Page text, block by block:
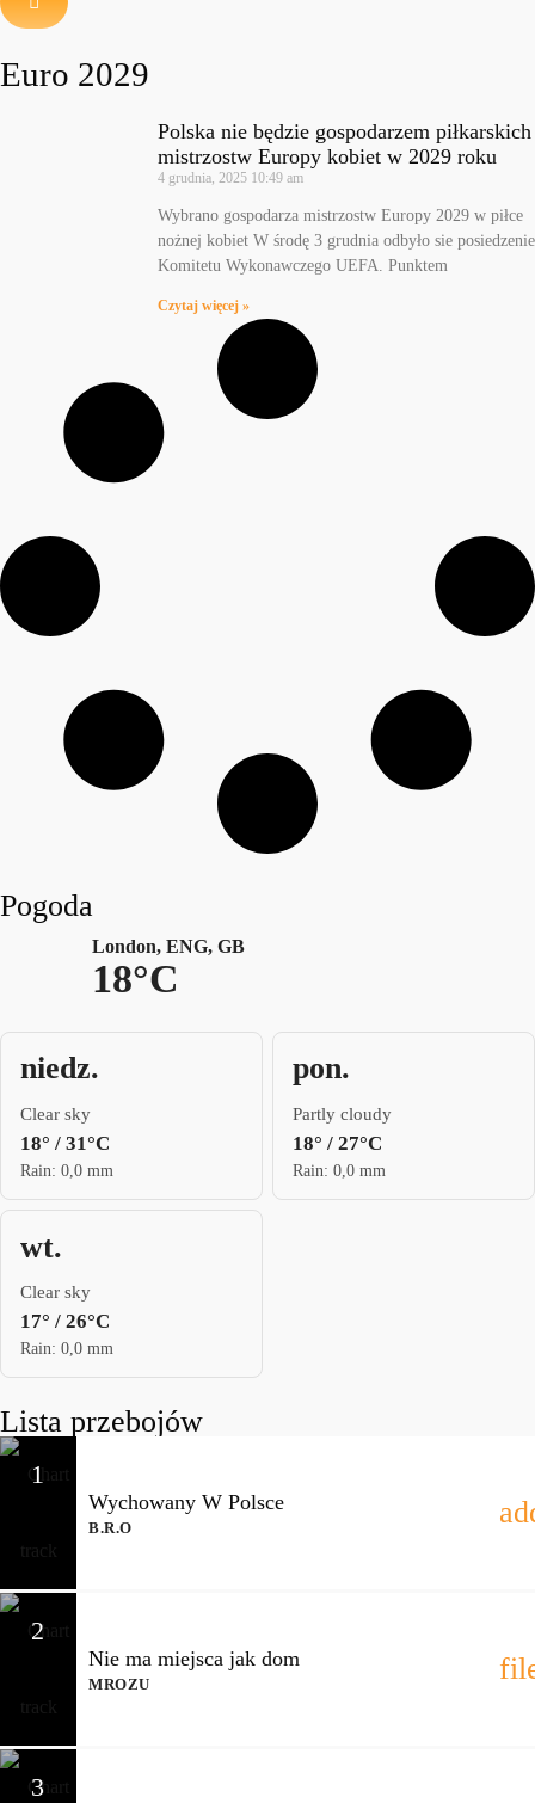
Euro 2029
Polska nie będzie gospodarzem piłkarskich
mistrzostw Europy kobiet w 2029 roku
4 grudnia, 2025 10:49 am
Wybrano gospodarza mistrzostw Europy 2029 w piłce
nożnej kobiet W środę 3 grudnia odbyło sie posiedzenie
Komitetu Wykonawczego UEFA. Punktem
Czytaj więcej »
Pogoda
London, ENG, GB
18°C
niedz.
Clear sky
18° / 31°C
Rain: 0,0 mm
pon.
Partly cloudy
18° / 27°C
Rain: 0,0 mm
wt.
Clear sky
17° / 26°C
Rain: 0,0 mm
Lista przebojów
1
Wychowany W Polsce
B.R.O
2
Nie ma miejsca jak dom
MROZU
3